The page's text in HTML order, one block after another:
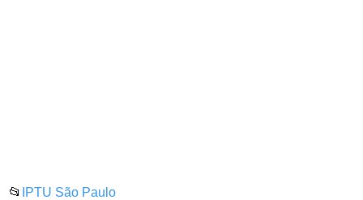
📂 IPTU São Paulo